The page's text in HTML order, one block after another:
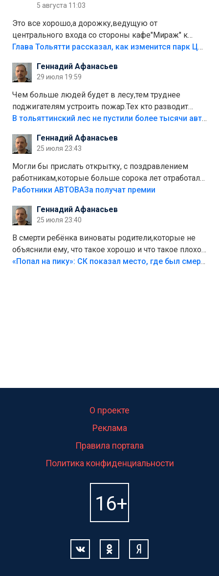
5 августа 11:03
Это все хорошо,а дорожку,ведущую от
центрального входа со стороны кафе"Мираж" к
аттракционам слабо доделать?А то бордюры
лежала в парке и испортилась.Да еще,видимо,часть
украли.
Глава Тольятти рассказал, как изменится парк Центрального района
Геннадий Афанасьев
29 июля 19:59
Чем больше людей будет в лесу,тем труднее
поджигателям устроить пожар.Тех кто разводит
костры,тех надо безбожно штрафовать.Камер полно
Штрафы мизерные.
В тольяттинский лес не пустили более тысячи автомобилей
Геннадий Афанасьев
25 июля 23:43
Могли бы прислать открытку, с поздравлением
работникам,которые больше сорока лет отработали
на предприятии.
Работники АВТОВАЗа получат премии
Геннадий Афанасьев
25 июля 23:40
В смерти ребёнка виноваты родители,которые не
объяснили ему, что такое хорошо и что такое плохо!
Лезть через такой забор,верх безумия,есть же
«Попал на пику»: СК показал место, где был смертельно травмирован ребенок в Тольятти
О проекте
Реклама
Правила портала
Политика конфиденциальности